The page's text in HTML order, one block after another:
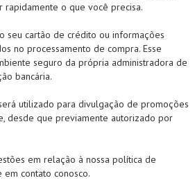
rapidamente o que você precisa.
seu cartão de crédito ou informações
no processamento de compra. Esse
seguro da própria administradora de
bancária.
utilizado para divulgação de promoções
desde que previamente autorizado por
em relação à nossa política de
contato conosco.